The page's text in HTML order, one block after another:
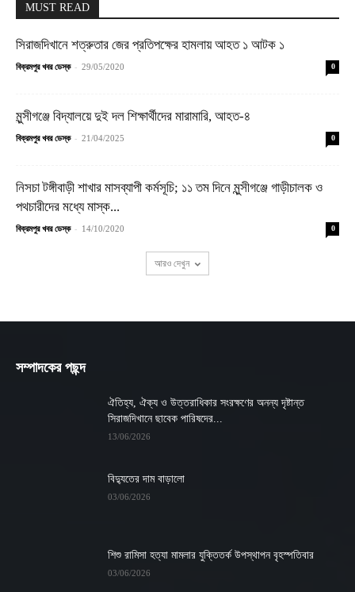
MUST READ
সিরাজদিখানে শত্রুতার জের প্রতিপক্ষের হামলায় আহত ১ আটক ১
বিক্রমপুর খবর ডেস্ক - 29/05/2020 0
মুন্সীগঞ্জে বিদ্যালয়ে দুই দল শিক্ষার্থীদের মারামারি, আহত-৪
বিক্রমপুর খবর ডেস্ক - 21/04/2025 0
নিসচা টঙ্গীবাড়ী শাখার মাসব্যাপী কর্মসূচি; ১১ তম দিনে মুন্সীগঞ্জে গাড়ীচালক ও
পথচারীদের মধ্যে মাস্ক...
বিক্রমপুর খবর ডেস্ক - 14/10/2020 0
আরও দেখুন
সম্পাদকের পছন্দ
ঐতিহ্য, ঐক্য ও উত্তরাধিকার সংরক্ষণের অনন্য দৃষ্টান্ত
সিরাজদিখানে ছাবেক পারিষদের...
13/06/2026
বিদ্যুতের দাম বাড়ালো
03/06/2026
শিশু রামিসা হত্যা মামলার যুক্তিতর্ক উপস্থাপন বৃহস্পতিবার
03/06/2026